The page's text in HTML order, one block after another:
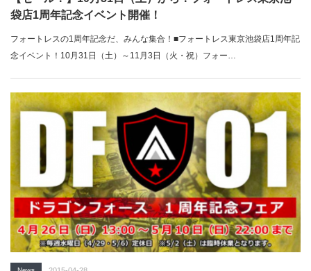
袋店1周年記念イベント開催！
フォートレスの1周年記念だ、みんな集合！■フォートレス東京池袋店1周年記
念イベント！10月31日（土）～11月3日（火・祝）フォー…